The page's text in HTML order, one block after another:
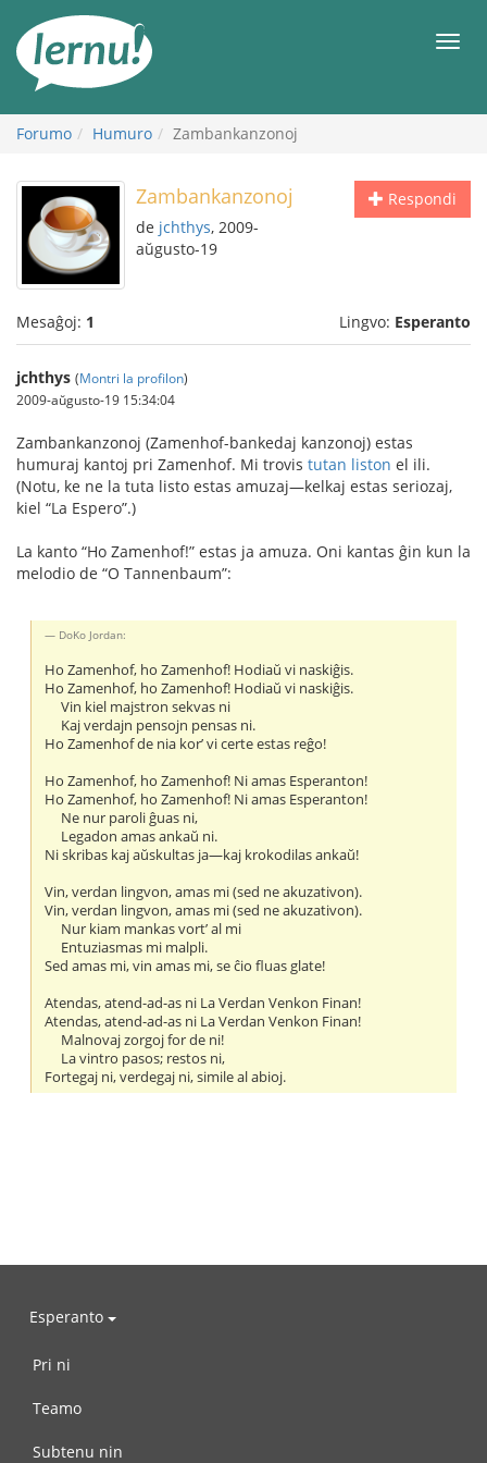
enhavo
Forumo Humuro Zambankanzonoj
Respondi
Zambankanzonoj
de jchthys, 2009-
aŭgusto-19
Mesaĝoj: 1 Lingvo: Esperanto
jchthys (Montri la profilon)
2009-aŭgusto-19 15:34:04
Zambankanzonoj (Zamenhof-bankedaj kanzonoj) estas
humuraj kantoj pri Zamenhof. Mi trovis tutan liston el ili.
(Notu, ke ne la tuta listo estas amuzaj—kelkaj estas seriozaj,
kiel “La Espero”.)
La kanto “Ho Zamenhof!” estas ja amuza. Oni kantas ĝin kun la
melodio de “O Tannenbaum”:
DoKo Jordan:
Ho Zamenhof, ho Zamenhof! Hodiaŭ vi naskiĝis.
Ho Zamenhof, ho Zamenhof! Hodiaŭ vi naskiĝis.
Vin kiel majstron sekvas ni
Kaj verdajn pensojn pensas ni.
Ho Zamenhof de nia kor’ vi certe estas reĝo!
Ho Zamenhof, ho Zamenhof! Ni amas Esperanton!
Ho Zamenhof, ho Zamenhof! Ni amas Esperanton!
Ne nur paroli ĝuas ni,
Legadon amas ankaŭ ni.
Ni skribas kaj aŭskultas ja—kaj krokodilas ankaŭ!
Vin, verdan lingvon, amas mi (sed ne akuzativon).
Vin, verdan lingvon, amas mi (sed ne akuzativon).
Nur kiam mankas vort’ al mi
Entuziasmas mi malpli.
Sed amas mi, vin amas mi, se ĉio fluas glate!
Atendas, atend-ad-as ni La Verdan Venkon Finan!
Atendas, atend-ad-as ni La Verdan Venkon Finan!
Malnovaj zorgoj for de ni!
La vintro pasos; restos ni,
Fortegaj ni, verdegaj ni, simile al abioj.
Esperanto
Pri ni
Teamo
Subtenu nin